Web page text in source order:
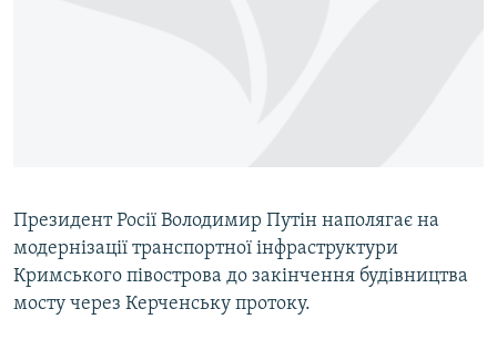
Усі сайти RFE/RL
Президент Росії Володимир Путін наполягає на
модернізації транспортної інфраструктури
Кримського півострова до закінчення будівництва
мосту через Керченську протоку.